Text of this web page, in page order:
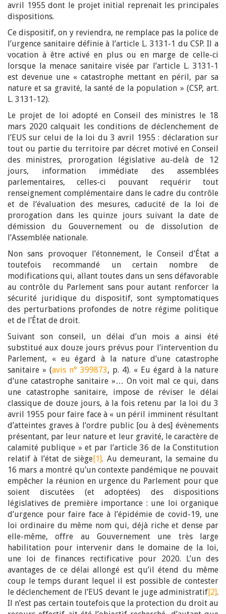
avril 1955 dont le projet initial reprenait les principales
dispositions.
Ce dispositif, on y reviendra, ne remplace pas la police de
l’urgence sanitaire définie à l’article L. 3131-1 du CSP. Il a
vocation à être activé en plus ou en marge de celle-ci
lorsque la menace sanitaire visée par l’article L. 3131-1
est devenue une « catastrophe mettant en péril, par sa
nature et sa gravité, la santé de la population » (CSP, art.
L. 3131-12).
Le projet de loi adopté en Conseil des ministres le 18
mars 2020 calquait les conditions de déclenchement de
l’EUS sur celui de la loi du 3 avril 1955 : déclaration sur
tout ou partie du territoire par décret motivé en Conseil
des ministres, prorogation législative au-delà de 12
jours, information immédiate des assemblées
parlementaires, celles-ci pouvant requérir tout
renseignement complémentaire dans le cadre du contrôle
et de l’évaluation des mesures, caducité de la loi de
prorogation dans les quinze jours suivant la date de
démission du Gouvernement ou de dissolution de
l’Assemblée nationale.
Non sans provoquer l’étonnement, le Conseil d’État a
toutefois recommandé un certain nombre de
modifications qui, allant toutes dans un sens défavorable
au contrôle du Parlement sans pour autant renforcer la
sécurité juridique du dispositif, sont symptomatiques
des perturbations profondes de notre régime politique
et de l’État de droit.
Suivant son conseil, un délai d’un mois a ainsi été
substitué aux douze jours prévus pour l’intervention du
Parlement, « eu égard à la nature d’une catastrophe
sanitaire » (avis n° 399873, p. 4). « Eu égard à la nature
d’une catastrophe sanitaire »… On voit mal ce qui, dans
une catastrophe sanitaire, impose de réviser le délai
classique de douze jours, à la fois retenu par la loi du 3
avril 1955 pour faire face à « un péril imminent résultant
d’atteintes graves à l’ordre public [ou à des] évènements
présentant, par leur nature et leur gravité, le caractère de
calamité publique » et par l’article 36 de la Constitution
relatif à l’état de siège[1]. Au demeurant, la semaine du
16 mars a montré qu’un contexte pandémique ne pouvait
empêcher la réunion en urgence du Parlement pour que
soient discutées (et adoptées) des dispositions
législatives de première importance : une loi organique
d’urgence pour faire face à l’épidémie de covid-19, une
loi ordinaire du même nom qui, déjà riche et dense par
elle-même, offre au Gouvernement une très large
habilitation pour intervenir dans le domaine de la loi,
une loi de finances rectificative pour 2020. L’un des
avantages de ce délai allongé est qu’il étend du même
coup le temps durant lequel il est possible de contester
le déclenchement de l’EUS devant le juge administratif[2].
Il n’est pas certain toutefois que la protection du droit au